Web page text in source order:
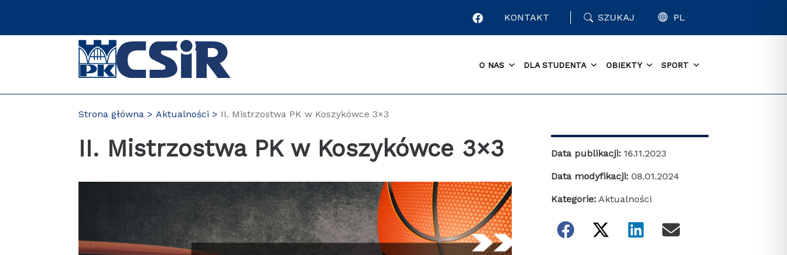
KONTAKT SZUKAJ PL
O NAS DLA STUDENTA OBIEKTY SPORT
Strona główna Aktualności II. Mistrzostwa PK w Koszykówce 3×3
II. Mistrzostwa PK w Koszykówce 3×3 Data publikacji: 16.11.2023
Data modyfikacji: 08.01.2024
Kategorie: Aktualności